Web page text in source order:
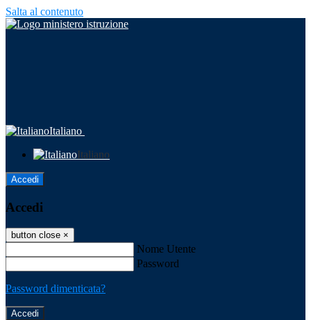
Salta al contenuto
Italiano
Italiano
Accedi
Accedi
button close ×
Nome Utente
Password
Password dimenticata?